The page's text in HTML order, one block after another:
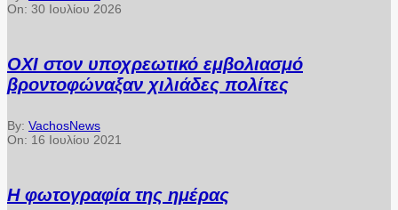
On: 30 Ιουλίου 2026
ΟΧΙ στον υποχρεωτικό εμβολιασμό
βροντοφώναξαν χιλιάδες πολίτες
By: VachosNews
On: 16 Ιουλίου 2021
Η φωτογραφία της ημέρας